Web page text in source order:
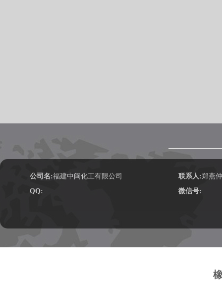
公司名:福建中闽化工有限公司 联系人:郑燕仲
QQ:
微信号: